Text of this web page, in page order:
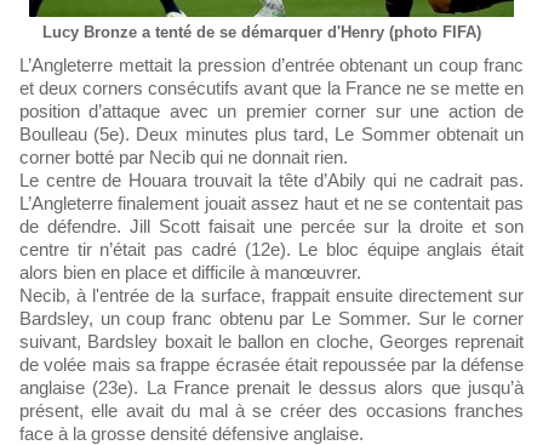
Lucy Bronze a tenté de se démarquer d'Henry (photo FIFA)
L’Angleterre mettait la pression d’entrée obtenant un coup franc
et deux corners consécutifs avant que la France ne se mette en
position d’attaque avec un premier corner sur une action de
Boulleau (5e). Deux minutes plus tard, Le Sommer obtenait un
corner botté par Necib qui ne donnait rien.
Le centre de Houara trouvait la tête d’Abily qui ne cadrait pas.
L’Angleterre finalement jouait assez haut et ne se contentait pas
de défendre. Jill Scott faisait une percée sur la droite et son
centre tir n’était pas cadré (12e). Le bloc équipe anglais était
alors bien en place et difficile à manœuvrer.
Necib, à l'entrée de la surface, frappait ensuite directement sur
Bardsley, un coup franc obtenu par Le Sommer. Sur le corner
suivant, Bardsley boxait le ballon en cloche, Georges reprenait
de volée mais sa frappe écrasée était repoussée par la défense
anglaise (23e). La France prenait le dessus alors que jusqu’à
présent, elle avait du mal à se créer des occasions franches
face à la grosse densité défensive anglaise.